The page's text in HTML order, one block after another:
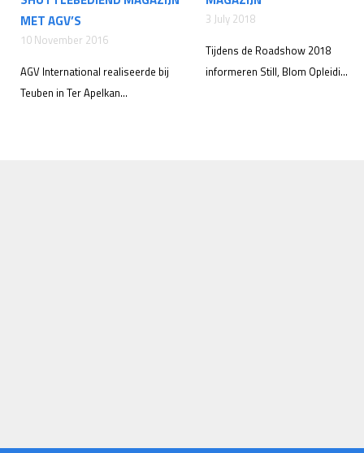
MET AGV’S
10 November 2016
AGV International realiseerde bij
Teuben in Ter Apelkan...
3 July 2018
Tijdens de Roadshow 2018
informeren Still, Blom Opleidi...